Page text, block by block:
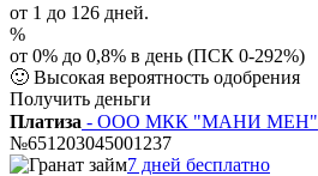
от 1 до 126 дней.
%
от 0% до 0,8% в день (ПСК 0-292%)
🙂 Высокая вероятность одобрения
Получить деньги
Платиза - ООО МКК "МАНИ МЕН"
№651203045001237
7 дней бесплатно